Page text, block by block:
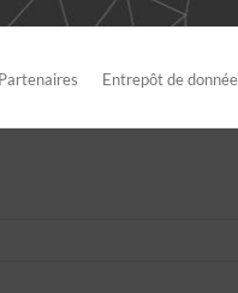
Partenaires Entrepôt de